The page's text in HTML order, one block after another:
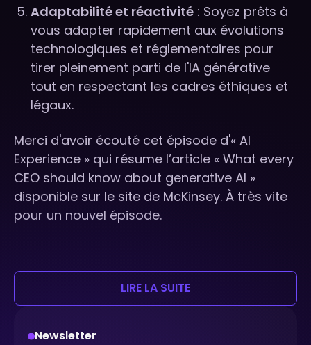
Adaptabilité et réactivité : Soyez prêts à
vous adapter rapidement aux évolutions
technologiques et réglementaires pour
tirer pleinement parti de l'IA générative
tout en respectant les cadres éthiques et
légaux.
Merci d'avoir écouté cet épisode d'« AI
Experience » qui résume l’article « What every
CEO should know about generative AI »
disponible sur le site de McKinsey. À très vite
pour un nouvel épisode.
LIRE LA SUITE
Newsletter